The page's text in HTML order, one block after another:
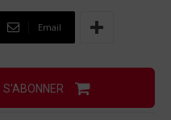
Email